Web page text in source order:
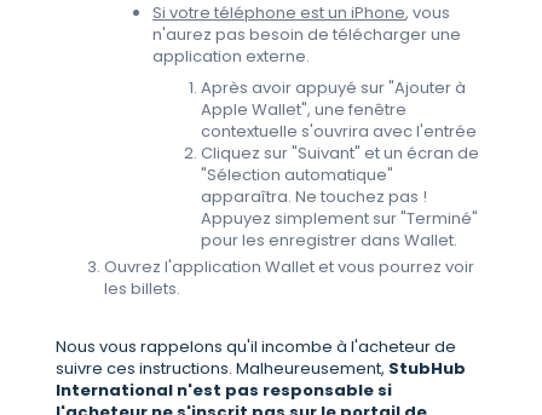
Si votre téléphone est un iPhone, vous
n'aurez pas besoin de télécharger une
application externe.
Après avoir appuyé sur "Ajouter à
Apple Wallet", une fenêtre
contextuelle s'ouvrira avec l'entrée
Cliquez sur "Suivant" et un écran de
"Sélection automatique"
apparaîtra. Ne touchez pas !
Appuyez simplement sur "Terminé"
pour les enregistrer dans Wallet.
Ouvrez l'application Wallet et vous pourrez voir
les billets.
Nous vous rappelons qu'il incombe à l'acheteur de
suivre ces instructions. Malheureusement, StubHub
International n'est pas responsable si